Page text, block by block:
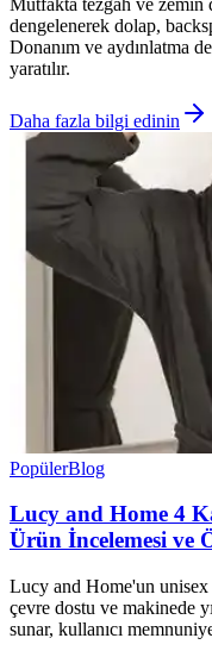
dengelenerek dolap,
Donanım ve aydınlatma
yaratılır.
Daha fazla bilgi edinin
PopülerBlog
Lucy and Home 4
Ürün İncelemesi ve
Lucy and Home'un
çevre dostu ve makinede
sunar, kullanıcı